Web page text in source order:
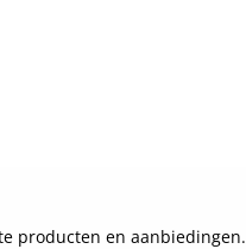
producten en aanbiedingen.